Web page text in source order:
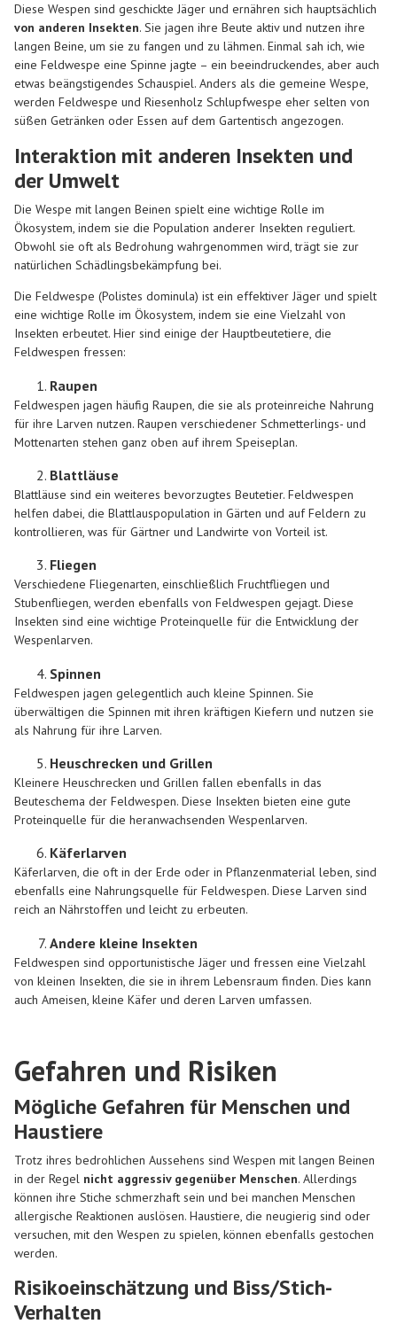
Diese Wespen sind geschickte Jäger und ernähren sich hauptsächlich
von anderen Insekten. Sie jagen ihre Beute aktiv und nutzen ihre
langen Beine, um sie zu fangen und zu lähmen. Einmal sah ich, wie
eine Feldwespe eine Spinne jagte – ein beeindruckendes, aber auch
etwas beängstigendes Schauspiel. Anders als die gemeine Wespe,
werden Feldwespe und Riesenholz Schlupfwespe eher selten von
süßen Getränken oder Essen auf dem Gartentisch angezogen.
Interaktion mit anderen Insekten und
der Umwelt
Die Wespe mit langen Beinen spielt eine wichtige Rolle im
Ökosystem, indem sie die Population anderer Insekten reguliert.
Obwohl sie oft als Bedrohung wahrgenommen wird, trägt sie zur
natürlichen Schädlingsbekämpfung bei.
Die Feldwespe (Polistes dominula) ist ein effektiver Jäger und spielt
eine wichtige Rolle im Ökosystem, indem sie eine Vielzahl von
Insekten erbeutet. Hier sind einige der Hauptbeutetiere, die
Feldwespen fressen:
Raupen
Feldwespen jagen häufig Raupen, die sie als proteinreiche Nahrung
für ihre Larven nutzen. Raupen verschiedener Schmetterlings- und
Mottenarten stehen ganz oben auf ihrem Speiseplan.
Blattläuse
Blattläuse sind ein weiteres bevorzugtes Beutetier. Feldwespen
helfen dabei, die Blattlauspopulation in Gärten und auf Feldern zu
kontrollieren, was für Gärtner und Landwirte von Vorteil ist.
Fliegen
Verschiedene Fliegenarten, einschließlich Fruchtfliegen und
Stubenfliegen, werden ebenfalls von Feldwespen gejagt. Diese
Insekten sind eine wichtige Proteinquelle für die Entwicklung der
Wespenlarven.
Spinnen
Feldwespen jagen gelegentlich auch kleine Spinnen. Sie
überwältigen die Spinnen mit ihren kräftigen Kiefern und nutzen sie
als Nahrung für ihre Larven.
Heuschrecken und Grillen
Kleinere Heuschrecken und Grillen fallen ebenfalls in das
Beuteschema der Feldwespen. Diese Insekten bieten eine gute
Proteinquelle für die heranwachsenden Wespenlarven.
Käferlarven
Käferlarven, die oft in der Erde oder in Pflanzenmaterial leben, sind
ebenfalls eine Nahrungsquelle für Feldwespen. Diese Larven sind
reich an Nährstoffen und leicht zu erbeuten.
Andere kleine Insekten
Feldwespen sind opportunistische Jäger und fressen eine Vielzahl
von kleinen Insekten, die sie in ihrem Lebensraum finden. Dies kann
auch Ameisen, kleine Käfer und deren Larven umfassen.
Gefahren und Risiken
Mögliche Gefahren für Menschen und
Haustiere
Trotz ihres bedrohlichen Aussehens sind Wespen mit langen Beinen
in der Regel nicht aggressiv gegenüber Menschen. Allerdings
können ihre Stiche schmerzhaft sein und bei manchen Menschen
allergische Reaktionen auslösen. Haustiere, die neugierig sind oder
versuchen, mit den Wespen zu spielen, können ebenfalls gestochen
werden.
Risikoeinschätzung und Biss/Stich-
Verhalten